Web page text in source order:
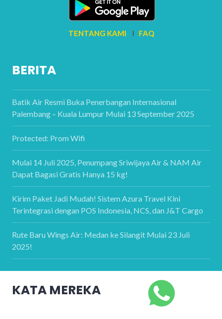
TENTANG KAMI I FAQ
BERITA
Batik Air Resmi Buka Penerbangan Internasional
Palembang – Kuala Lumpur Mulai 13 September 2025
Protected: Prom Wifi
Mulai 14 Juli 2025, Penumpang Sriwijaya Air & NAM Air
Dapat Bagasi Gratis Hanya 15 kg!
Kirim Paket Jadi Mudah! Sistem Azura Travel Kini
Terintegrasi dengan POS Indonesia, NCS, dan J&T Cargo
Rute Baru Wings Air: Medan ke Silangit Mulai 23 Juli
2025!
KATA MEREKA